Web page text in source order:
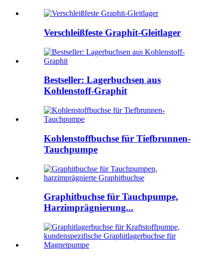
Verschleißfeste Graphit-Gleitlager
Bestseller: Lagerbuchsen aus
Kohlenstoff-Graphit
Kohlenstoffbuchse für Tiefbrunnen-
Tauchpumpe
Graphitbuchse für Tauchpumpe,
Harzimprägnierung...